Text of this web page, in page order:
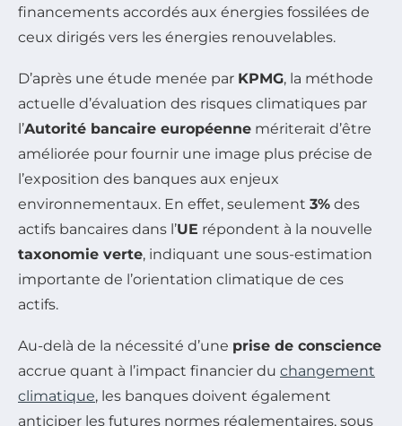
financements accordés aux énergies fossilées de
ceux dirigés vers les énergies renouvelables.
D’après une étude menée par KPMG, la méthode
actuelle d’évaluation des risques climatiques par
l’Autorité bancaire européenne mériterait d’être
améliorée pour fournir une image plus précise de
l’exposition des banques aux enjeux
environnementaux. En effet, seulement 3% des
actifs bancaires dans l’UE répondent à la nouvelle
taxonomie verte, indiquant une sous-estimation
importante de l’orientation climatique de ces
actifs.
Au-delà de la nécessité d’une prise de conscience
accrue quant à l’impact financier du changement
climatique, les banques doivent également
anticiper les futures normes réglementaires, sous